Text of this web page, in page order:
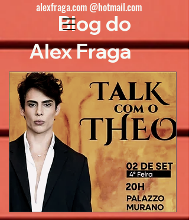
Blog do
Alex Fraga
alexfraga.com @hotmail.com